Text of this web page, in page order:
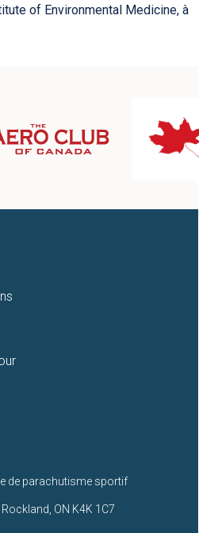
of Environmental Medicine, à
de parachutisme sportif
ON K4K 1C7